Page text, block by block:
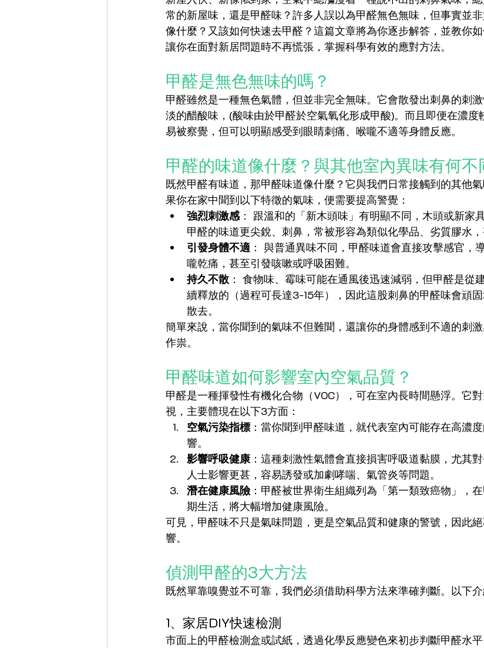
常的新屋味，還是甲醛味？許多人誤以為甲醛無色無味，但事實並
像什麼？又該如何快速去甲醛？這篇文章將為你逐步解答，並教你
讓你在面對新居問題時不再慌張，掌握科學有效的應對方法。
甲醛是無色無味的嗎？
甲醛雖然是一種無色氣體，但並非完全無味。它會散發出刺鼻的刺
淡的醋酸味，(酸味由於甲醛於空氣氧化形成甲酸)。而且即便在濃度
易被察覺，但可以明顯感受到眼睛刺痛、喉嚨不適等身體反應。
甲醛的味道像什麼？與其他室內異味有何不
既然甲醛有味道，那甲醛味道像什麼？它與我們日常接觸到的其他
果你在家中聞到以下特徵的氣味，便需要提高警覺：
強烈刺激感： 跟溫和的「新木頭味」有明顯不同，木頭或新家
甲醛的味道更尖銳、刺鼻，常被形容為類似化學品、劣質膠水，
引發身體不適 ： 與普通異味不同，甲醛味道會直接攻擊感官，
嚨乾痛，甚至引發咳嗽或呼吸困難。
持久不散 ： 食物味、霉味可能在通風後迅速減弱，但甲醛是從
續釋放的（過程可長達3-15年），因此這股刺鼻的甲醛味會頑
散去。
簡單來說，當你聞到的氣味不但難聞，還讓你的身體感到不適的刺
作祟。
甲醛味道如何影響室內空氣品質？
甲醛是一種揮發性有機化合物（VOC），可在室內長時間懸浮。它
視，主要體現在以下3方面：
空氣污染指標 ：當你聞到甲醛味道，就代表室內可能存在高濃
響。
影響呼吸健康：這種刺激性氣體會直接損害呼吸道黏膜，尤其
人士影響更甚，容易誘發或加劇哮喘、氣管炎等問題。
潛在健康風險：甲醛被世界衛生組織列為「第一類致癌物」，
期生活，將大幅增加健康風險。
可見，甲醛味不只是氣味問題，更是空氣品質和健康的警號，因此
響。
偵測甲醛的3大方法
既然單靠嗅覺並不可靠，我們必須借助科學方法來準確判斷。以下
1、家居DIY快速檢測
市面上的甲醛檢測盒或試紙，透過化學反應變色來初步判斷甲醛水